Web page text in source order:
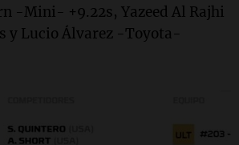
-Mini- +9.22s, Yazeed Al Rajhi
y Lucio Álvarez -Toyota-